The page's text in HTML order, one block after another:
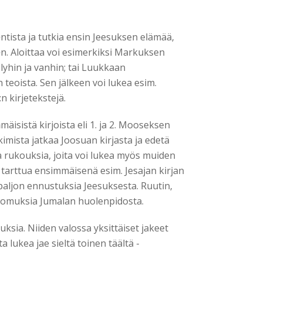
ja tutkia ensin Jeesuksen elämää,
Aloittaa voi esimerkiksi Markuksen
ja vanhin; tai Luukkaan
Sen jälkeen voi lukea esim.
kirjetekstejä.
kirjoista eli 1. ja 2. Mooseksen
jatkaa Joosuan kirjasta ja edetä
joita voi lukea myös muiden
ensimmäisenä esim. Jesajan kirjan
ennustuksia Jeesuksesta. Ruutin,
Jumalan huolenpidosta.
Niiden valossa yksittäiset jakeet
lukea jae sieltä toinen täältä -